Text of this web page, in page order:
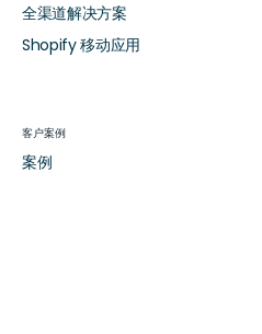
全渠道解决方案
Shopify 移动应用
客户案例
案例